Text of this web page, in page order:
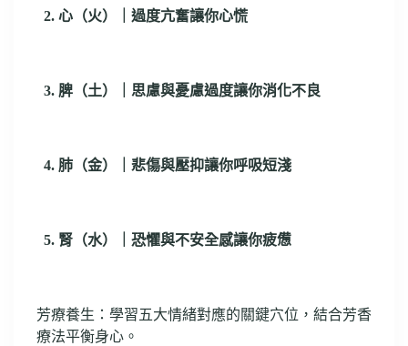
2. 心（火）｜過度亢奮讓你心慌
3. 脾（土）｜思慮與憂慮過度讓你消化不良
4. 肺（金）｜悲傷與壓抑讓你呼吸短淺
5. 腎（水）｜恐懼與不安全感讓你疲憊
芳療養生：學習五大情緒對應的關鍵穴位，結合芳香
療法平衡身心。